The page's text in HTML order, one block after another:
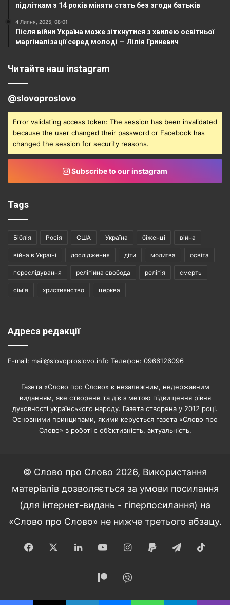
підліткам з 14 років міняти стать без згоди батьків
4 Липня, 2025, 08:01
Після війни Україна може зіткнутися з хвилею освітньої
маргіналізації серед молоді — Лілія Гриневич
Читайте наш instagram
@slovoproslovo
Error validating access token: The session has been invalidated
because the user changed their password or Facebook has
changed the session for security reasons.
Subscribe to our instagram
Tags
Біблія Росія США Україна біженці війна
війна в Україні дослідження діти молитва освіта
переслідування релігійна свобода релігія смерть
сім'я християнство церква
Адреса редакції
E-mail: mail@slovoproslovo.info Телефон: 0966126096
Газета «Слово про Слово» є незалежним, недержавним
виданням, яке створене та діє з метою підвищення рівня
духовності українського народу. Газета створена у 2012 році.
Основними принципами, якими керується газета «Слово про
Слово» в роботі є об’єктивність, актуальність.
© Слово про Слово 2026, Використання
матеріалів дозволяється за умови посилання
(для інтернет-видань - гіперпосилання) на
«Слово про Слово» не нижче третього абзацу.
Facebook LinkedInYouTubeInstagram
Paypal Telegram
Patreon